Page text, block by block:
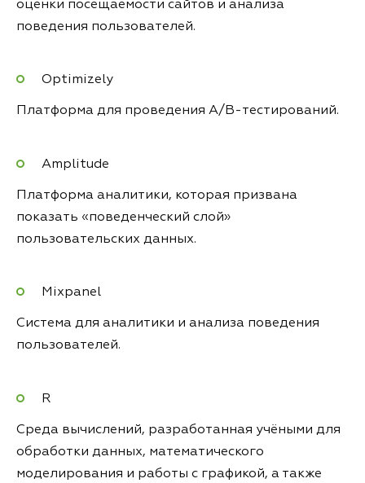
оценки посещаемости сайтов и анализа
поведения пользователей.
Optimizely
Платформа для проведения A/B-тестирований.
Amplitude
Платформа аналитики, которая призвана
показать «поведенческий слой»
пользовательских данных.
Mixpanel
Система для аналитики и анализа поведения
пользователей.
R
Среда вычислений, разработанная учёными для
обработки данных, математического
моделирования и работы с графикой, а также